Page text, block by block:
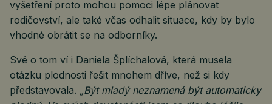
vyšetření proto mohou pomoci lépe plánovat
rodičovství, ale také včas odhalit situace, kdy by bylo
vhodné obrátit se na odborníky.
Své o tom ví i Daniela Šplíchalová, která musela
otázku plodnosti řešit mnohem dříve, než si kdy
představovala. „Být mladý neznamená být automaticky